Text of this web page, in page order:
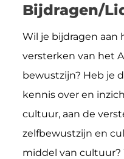
Bijdragen/
Wil je bijdragen
versterken van het
bewustzijn? Heb je
kennis over en
cultuur, aan de
zelfbewustzijn en
middel van cultuur?